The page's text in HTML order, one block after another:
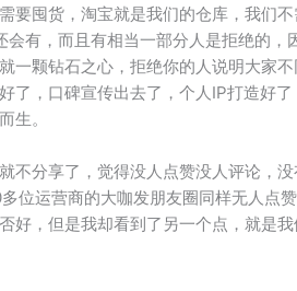
要囤货，淘宝就是我们的仓库，我们
有，而且有相当一部分人是拒绝的
一颗钻石之心，拒绝你的人说明大家
了，口碑宣传出去了，个人IP打造好
生。
不分享了，觉得没人点赞没人评论，
位运营商的大咖发朋友圈同样无人点
好，但是我却看到了另一个点，就是